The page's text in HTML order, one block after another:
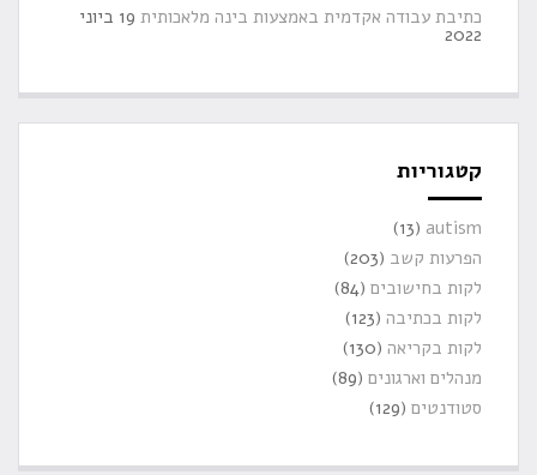
כתיבת עבודה אקדמית באמצעות בינה מלאכותית
19 ביוני
2022
קטגוריות
autism
(13)
הפרעות קשב (203)
לקות בחישובים (84)
לקות בכתיבה (123)
לקות בקריאה (130)
מנהלים וארגונים (89)
סטודנטים (129)